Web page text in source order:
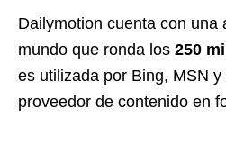
Dailymotion cuenta con una
mundo que ronda los 250
es utilizada por Bing, MSN
proveedor de contenido en